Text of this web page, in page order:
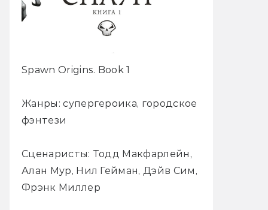
Spawn Origins. Book 1
Жанры: супергероика, городское
фэнтези
Сценаристы: Тодд Макфарлейн,
Алан Мур, Нил Гейман, Дэйв Сим,
Фрэнк Миллер